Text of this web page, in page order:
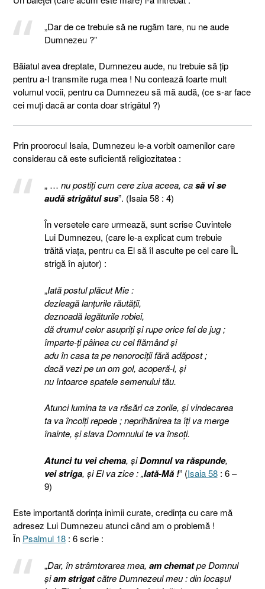
„Dar de ce trebuie să ne rugăm tare, nu ne aude
Dumnezeu ?”
Băiatul avea dreptate, Dumnezeu aude, nu trebuie să ţip
pentru a-I transmite ruga mea ! Nu contează foarte mult
volumul vocii, pentru ca Dumnezeu să mă audă, (ce s-ar face
cei muţi dacă ar conta doar strigătul ?)
Prin proorocul Isaia, Dumnezeu le-a vorbit oamenilor care
considerau că este suficientă religiozitatea :
„ … nu postiţi cum cere ziua aceea, casă vi se
audă strigătul sus”. (Isaia 58 : 4)
În versetele care urmează, sunt scrise Cuvintele
Lui Dumnezeu, (care le-a explicat cum trebuie
trăită viaţa, pentru ca El să îl asculte pe cel care ÎL
strigă în ajutor) :
„Iată postul plăcut Mie :
dezleagă lanţurile răutăţii,
deznoadă legăturile robiei,
dă drumul celor asupriţi şi rupe orice fel de jug ;
împarte-ţi pâinea cu cel flămând şi
adu în casa ta pe nenorociţii fără adăpost ;
dacă vezi pe un om gol, acoperă-l, şi
nu întoarce spatele semenului tău.
Atunci lumina ta va răsări ca zorile, şi vindecarea
ta va încolţi repede ; neprihănirea ta îţi va merge
înainte, şi slava Domnului te va însoţi.
Atunci tu vei chema, şiDomnul va răspunde,
vei striga, şi El va zice : „Iată-Mă !” (Isaia 58: 6 –
9)
Este importantă dorinţa inimii curate, credinţa cu care mă
adresez Lui Dumnezeu atunci când am o problemă !
În Psalmul 18 : 6 scrie :
„Dar, în strâmtorarea mea, am chematpe Domnul
şiam strigatcătre Dumnezeul meu : din locaşul